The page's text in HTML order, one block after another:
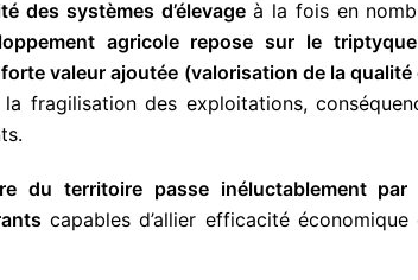
des systèmes d’élevageà la fois en
agricole repose sur le
valeur ajoutée (valorisation de la qualité
fragilisation des exploitations,
du territoire passe inéluctablement par
capables d’allier efficacité économique